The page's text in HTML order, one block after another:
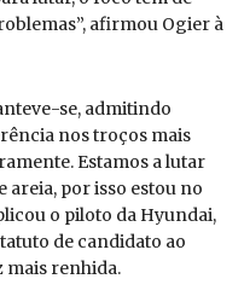
afirmou Ogier à
se, admitindo
nos troços mais
Estamos a lutar
areia, por isso estou no
o piloto da Hyundai,
de candidato ao
mais renhida.